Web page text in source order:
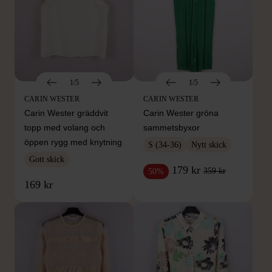
1/5
CARIN WESTER
Carin Wester gräddvit
topp med volang och
öppen rygg med knytning
Gott skick
169 kr
1/5
CARIN WESTER
Carin Wester gröna
sammetsbyxor
S (34-36) Nytt skick
50% 179 kr 359 kr